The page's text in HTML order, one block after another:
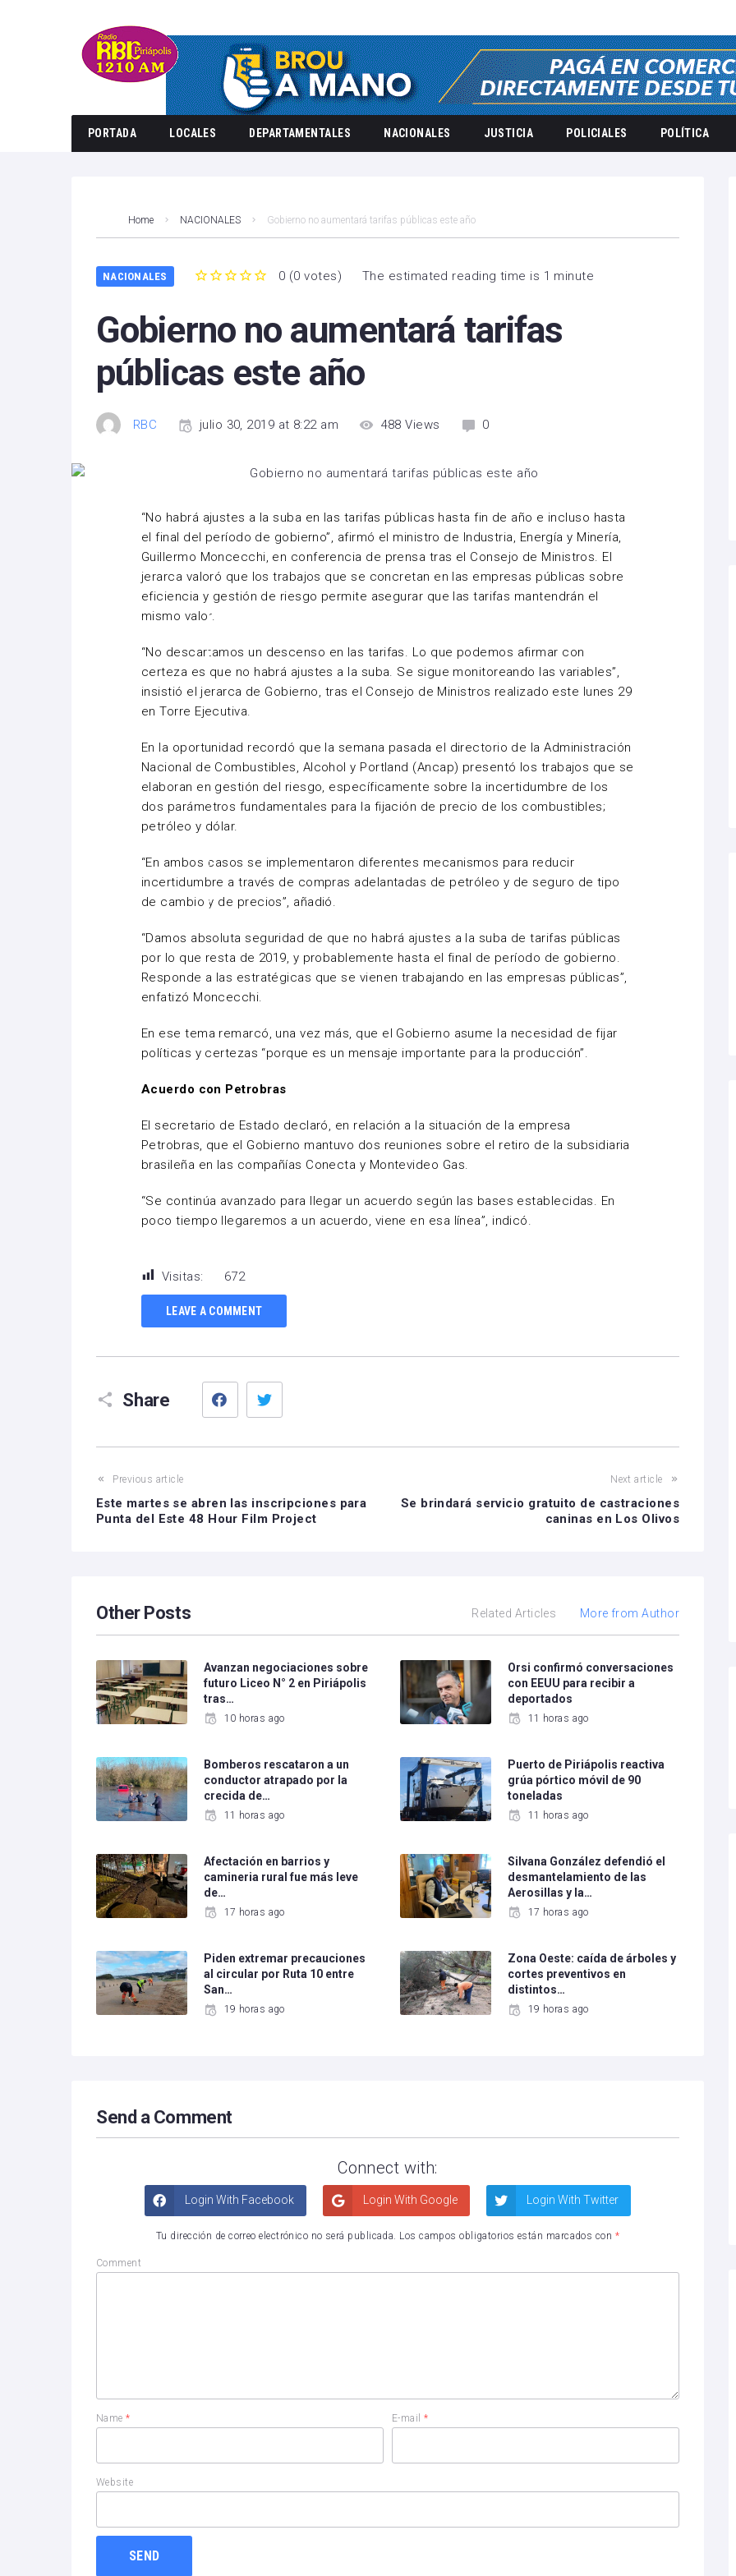
PORTADA LOCALES DEPARTAMENTALES NACIONALES JUSTICIA POLICIALES POLÍTICA
Home NACIONALES Gobierno no aumentará tarifas públicas este año
NACIONALES 0 (0 votes) The estimated reading time is 1 minute
Gobierno no aumentará tarifas
públicas este año
RBC julio 30, 2019 at 8:22 am 488 Views 0
“No habrá ajustes a la suba en las tarifas públicas hasta fin de año e incluso hasta
el final del período de gobierno”, afirmó el ministro de Industria, Energía y Minería,
Guillermo Moncecchi, en conferencia de prensa tras el Consejo de Ministros. El
jerarca valoró que los trabajos que se concretan en las empresas públicas sobre
eficiencia y gestión de riesgo permite asegurar que las tarifas mantendrán el
mismo valor.
“No descartamos un descenso en las tarifas. Lo que podemos afirmar con
certeza es que no habrá ajustes a la suba. Se sigue monitoreando las variables”,
insistió el jerarca de Gobierno, tras el Consejo de Ministros realizado este lunes 29
en Torre Ejecutiva.
En la oportunidad recordó que la semana pasada el directorio de la Administración
Nacional de Combustibles, Alcohol y Portland (Ancap) presentó los trabajos que se
elaboran en gestión del riesgo, específicamente sobre la incertidumbre de los
dos parámetros fundamentales para la fijación de precio de los combustibles;
petróleo y dólar.
“En ambos casos se implementaron diferentes mecanismos para reducir
incertidumbre a través de compras adelantadas de petróleo y de seguro de tipo
de cambio y de precios”, añadió.
“Damos absoluta seguridad de que no habrá ajustes a la suba de tarifas públicas
por lo que resta de 2019, y probablemente hasta el final de período de gobierno.
Responde a las estratégicas que se vienen trabajando en las empresas públicas”,
enfatizó Moncecchi.
En ese tema remarcó, una vez más, que el Gobierno asume la necesidad de fijar
políticas y certezas “porque es un mensaje importante para la producción”.
Acuerdo con Petrobras
El secretario de Estado declaró, en relación a la situación de la empresa
Petrobras, que el Gobierno mantuvo dos reuniones sobre el retiro de la subsidiaria
brasileña en las compañías Conecta y Montevideo Gas.
“Se continúa avanzado para llegar un acuerdo según las bases establecidas. En
poco tiempo llegaremos a un acuerdo, viene en esa línea”, indicó.
Visitas: 672
LEAVE A COMMENT
Share
Facebook
Previous article
Este martes se abren las inscripciones para
Punta del Este 48 Hour Film Project
Next article
Se brindará servicio gratuito de castraciones
caninas en Los Olivos
Other Posts Related Articles More from Author
Avanzan negociaciones sobre
futuro Liceo N° 2 en Piriápolis
tras…
10 horas ago
Orsi confirmó conversaciones
con EEUU para recibir a
deportados
11 horas ago
Bomberos rescataron a un
conductor atrapado por la
crecida de…
11 horas ago
Puerto de Piriápolis reactiva
grúa pórtico móvil de 90
toneladas
11 horas ago
Afectación en barrios y
camineria rural fue más leve
de…
17 horas ago
Silvana González defendió el
desmantelamiento de las
Aerosillas y la…
17 horas ago
Piden extremar precauciones
al circular por Ruta 10 entre
San…
19 horas ago
Zona Oeste: caída de árboles y
cortes preventivos en
distintos…
19 horas ago
Send a Comment
Connect with:
Login With Facebook Login With Google Login With Twitter
Tu dirección de correo electrónico no será publicada. Los campos obligatorios están marcados con *
Comment
Name* E-mail*
Website